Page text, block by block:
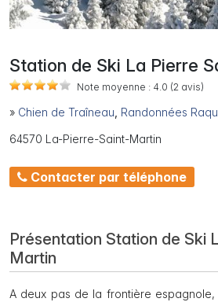
Station de Ski La Pierre
Note moyenne : 4.0 (2 avis)
» Chien de Traîneau Randonnées
64570 La-Pierre-Saint-Martin
Contacter par téléphone
Présentation Station de Ski
Martin
A deux pas de la frontière